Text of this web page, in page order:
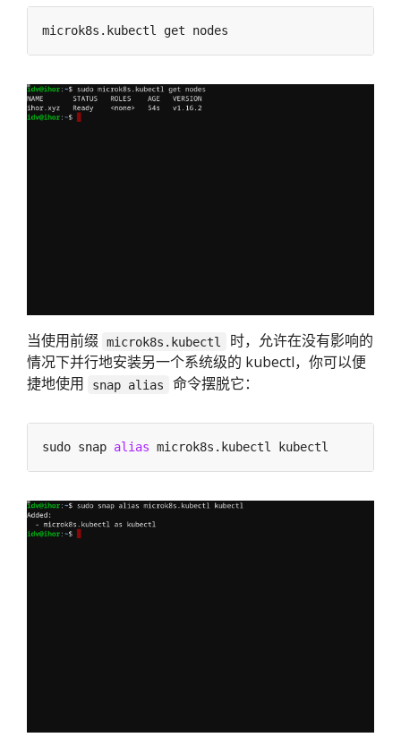
当使用前缀 microk8s.kubectl
时，允许在没有影响的
情况下并行地安装另一个系统级的 kubectl，你可以便
捷地使用
snap alias 命令摆脱它：
sudo snap alias